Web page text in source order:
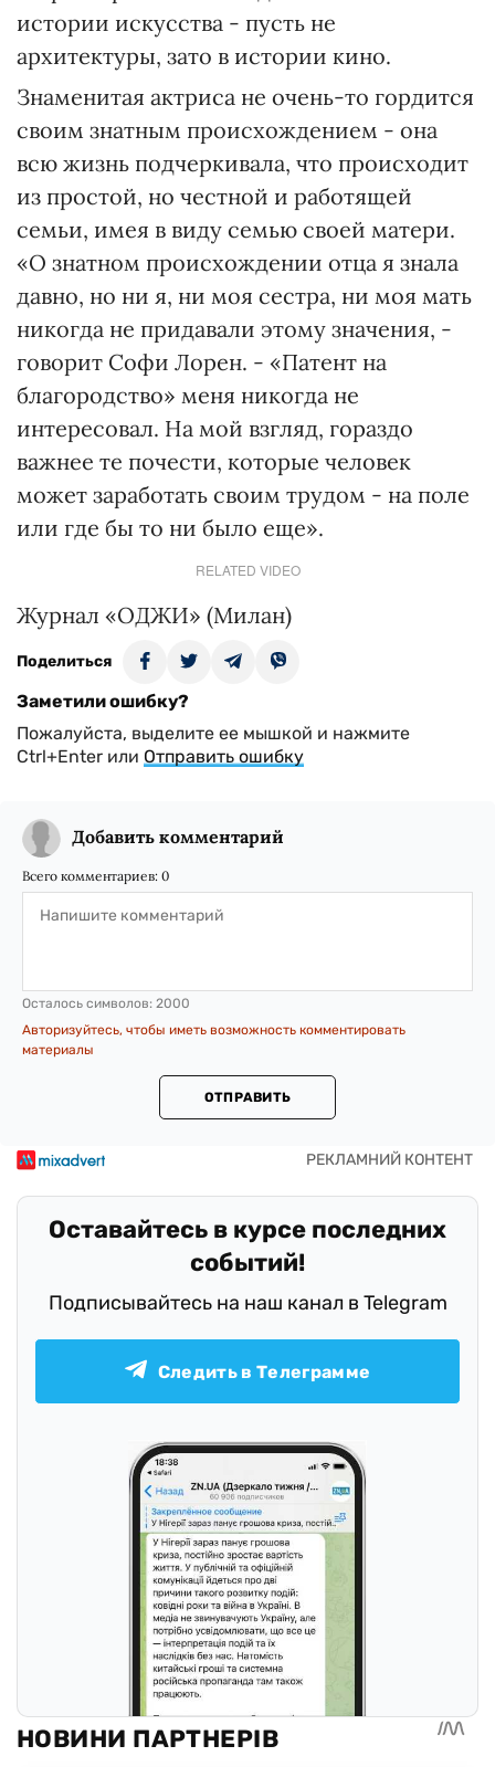
истории искусства - пусть не
архитектуры, зато в истории кино.
Знаменитая актриса не очень-то гордится
своим знатным происхождением - она
всю жизнь подчеркивала, что происходит
из простой, но честной и работящей
семьи, имея в виду семью своей матери.
«О знатном происхождении отца я знала
давно, но ни я, ни моя сестра, ни моя мать
никогда не придавали этому значения, -
говорит Софи Лорен. - «Патент на
благородство» меня никогда не
интересовал. На мой взгляд, гораздо
важнее те почести, которые человек
может заработать своим трудом - на поле
или где бы то ни было еще».
RELATED VIDEO
Журнал «ОДЖИ» (Милан)
Поделиться
Заметили ошибку?
Пожалуйста, выделите ее мышкой и нажмите
Ctrl+Enter или Отправить ошибку
Добавить комментарий
Всего комментариев: 0
Осталось символов: 2000
Авторизуйтесь, чтобы иметь возможность комментировать
материалы
ОТПРАВИТЬ
Оставайтесь в курсе последних
событий!
Подписывайтесь на наш канал в Telegram
Следить в Телеграмме